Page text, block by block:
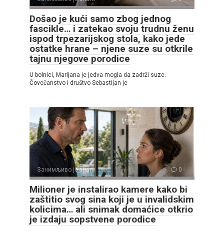
Došao je kući samo zbog jednog
fascikle… i zatekao svoju trudnu ženu
ispod trpezarijskog stola, kako jede
ostatke hrane – njene suze su otkrile
tajnu njegove porodice
U bolnici, Marijana je jedva mogla da zadrži suze.
Čovečanstvo i društvo Sebastijan je
Занимљиво је знати 0
Milioner je instalirao kamere kako bi
zaštitio svog sina koji je u invalidskim
kolicima… ali snimak domaćice otkrio
je izdaju sopstvene porodice